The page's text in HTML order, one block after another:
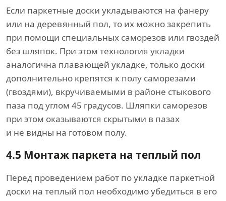
Если паркетные доски укладываются на фанеру
или на деревянный пол, то их можно закрепить
при помощи специальных саморезов или гвоздей
без шляпок. При этом технология укладки
аналогична плавающей укладке, только доски
дополнительно крепятся к полу саморезами
(гвоздями), вкручиваемыми в районе стыкового
паза под углом 45 градусов. Шляпки саморезов
при этом оказываются скрытыми в пазах
и не видны на готовом полу.
4.5 Монтаж паркета на теплый пол
Перед проведением работ по укладке паркетной
доски на теплый пол необходимо убедиться в его